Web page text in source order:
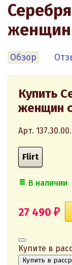
женщин
Обзор
Купить
женщин
Арт.
Flirt
В наличии
27 490 ₽
Купите в
Купить в